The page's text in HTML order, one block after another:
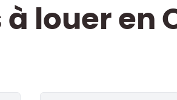
à louer en